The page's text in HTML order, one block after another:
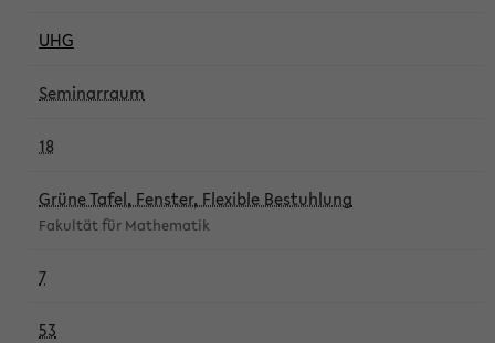
UHG
Seminarraum
18
Grüne Tafel, Fenster, Flexible Bestuhlung
Fakultät für Mathematik
7
53